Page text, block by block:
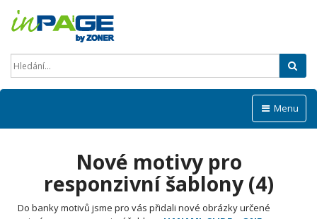
Menu
Nové motivy pro
responzivní šablony (4)
Do banky motivů jsme pro vás přidali nové obrázky určené